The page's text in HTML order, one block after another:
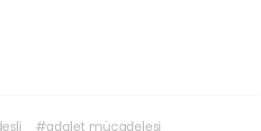
#adalet mücadelesi